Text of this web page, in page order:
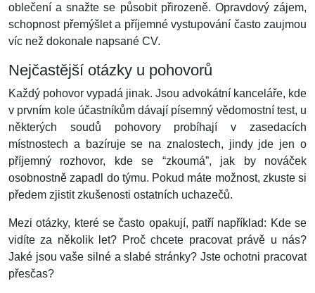
oblečení a snažte se působit přirozeně. Opravdový zájem,
schopnost přemýšlet a příjemné vystupování často zaujmou
víc než dokonale napsané CV.
Nejčastější otázky u pohovorů
Každý pohovor vypadá jinak. Jsou advokátní kanceláře, kde
v prvním kole účastníkům dávají písemný vědomostní test, u
některých soudů pohovory probíhají v zasedacích
místnostech a bazíruje se na znalostech, jindy jde jen o
příjemný rozhovor, kde se “zkoumá”, jak by nováček
osobnostně zapadl do týmu. Pokud máte možnost, zkuste si
předem zjistit zkušenosti ostatních uchazečů.
Mezi otázky, které se často opakují, patří například: Kde se
vidíte za několik let? Proč chcete pracovat právě u nás?
Jaké jsou vaše silné a slabé stránky? Jste ochotni pracovat
přesčas?